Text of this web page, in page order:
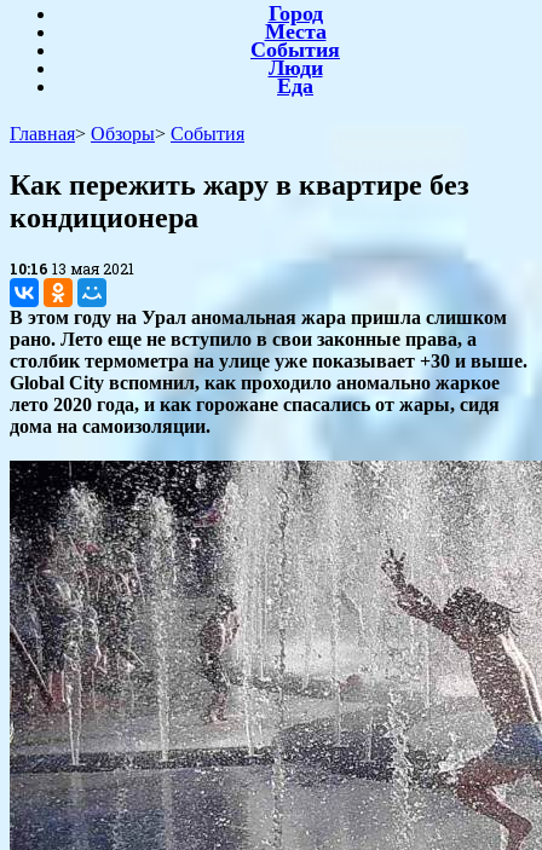
Город
Места
События
Люди
Еда
Главная> Обзоры> События
​Как пережить жару в квартире без
кондиционера
10:16 13 мая 2021
В этом году на Урал аномальная жара пришла слишком
рано. Лето еще не вступило в свои законные права, а
столбик термометра на улице уже показывает +30 и выше.
Global City вспомнил, как проходило аномально жаркое
лето 2020 года, и как горожане спасались от жары, сидя
дома на самоизоляции.